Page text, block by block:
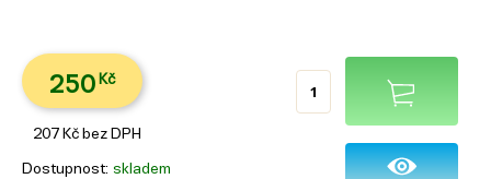
250 Kč
207 Kč bez DPH
Dostupnost skladem